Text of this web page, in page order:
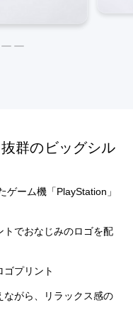
群のビッグシル
ーム機「PlayStation」
トでおなじみのロゴを配
プリント
がら、リラックス感の